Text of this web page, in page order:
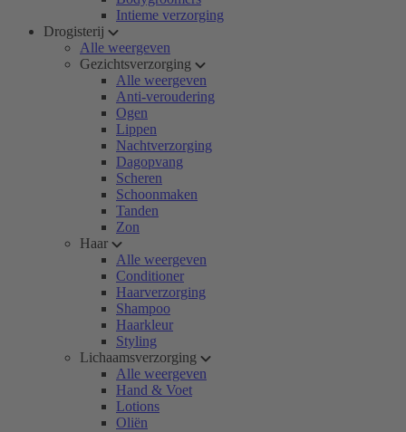
Intieme verzorging
Drogisterij
Alle weergeven
Gezichtsverzorging
Alle weergeven
Anti-veroudering
Ogen
Lippen
Nachtverzorging
Dagopvang
Scheren
Schoonmaken
Tanden
Zon
Haar
Alle weergeven
Conditioner
Haarverzorging
Shampoo
Haarkleur
Styling
Lichaamsverzorging
Alle weergeven
Hand & Voet
Lotions
Oliën